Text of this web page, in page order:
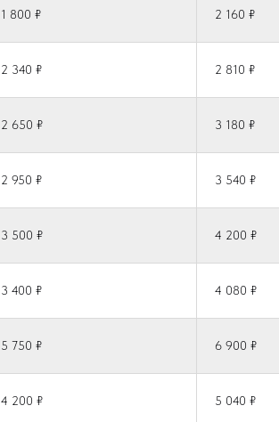
1 800 ₽ 2 160 ₽
2 340 ₽ 2 810 ₽
2 650 ₽ 3 180 ₽
2 950 ₽ 3 540 ₽
3 500 ₽ 4 200 ₽
3 400 ₽ 4 080 ₽
5 750 ₽ 6 900 ₽
4 200 ₽ 5 040 ₽